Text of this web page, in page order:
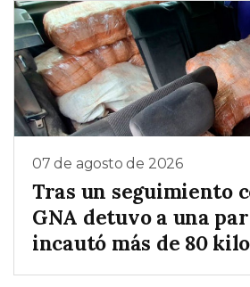
07 de agosto de 2026
Tras un seguimiento
GNA detuvo a una
incautó más de 80